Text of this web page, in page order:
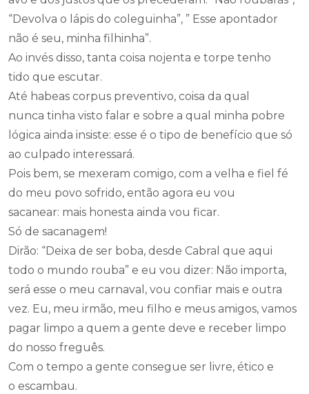
“Devolva o lápis do coleguinha”, ” Esse apontador
não é seu, minha filhinha”.
Ao invés disso, tanta coisa nojenta e torpe tenho
tido que escutar.
Até habeas corpus preventivo, coisa da qual
nunca tinha visto falar e sobre a qual minha pobre
lógica ainda insiste: esse é o tipo de benefício que só
ao culpado interessará.
Pois bem, se mexeram comigo, com a velha e fiel fé
do meu povo sofrido, então agora eu vou
sacanear: mais honesta ainda vou ficar.
Só de sacanagem!
Dirão: “Deixa de ser boba, desde Cabral que aqui
todo o mundo rouba” e eu vou dizer: Não importa,
será esse o meu carnaval, vou confiar mais e outra
vez. Eu, meu irmão, meu filho e meus amigos, vamos
pagar limpo a quem a gente deve e receber limpo
do nosso freguês.
Com o tempo a gente consegue ser livre, ético e
o escambau.